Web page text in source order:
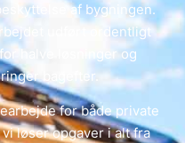
af bygningen.
udført ordentligt
halve løsninger og
bagefter.
for både private
løser opgaver i alt fra